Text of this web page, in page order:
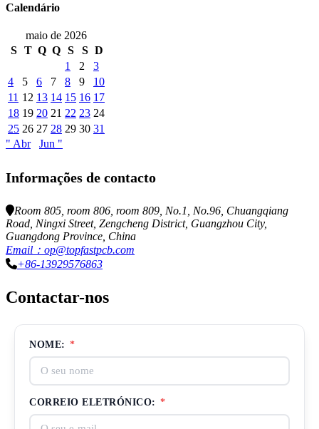
Calendário
maio de 2026
S
T Q Q S S D
1
2
3
4
5 6 7 8 9
10
11 12 13 14 15 16 17
18 19 20 21 22 23 24
25 26 27 28 29 30 31
" Abr
Jun "
Informações de contacto
Room 805, room 806, room 809, No.1, No.96, Chuangqiang
Road, Ningxi Street, Zengcheng District, Guangzhou City,
Guangdong Province, China
Email：op@topfastpcb.com
+86-13929576863
Contactar-nos
NOME: *
CORREIO ELETRÓNICO: *